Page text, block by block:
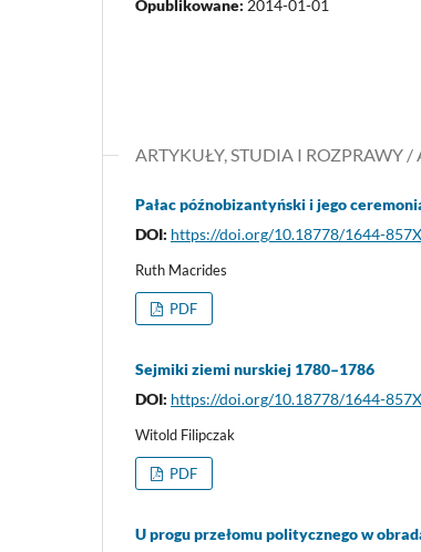
Opublikowane: 2014-01-01
ARTYKUŁY, STUDIA I ROZPRAWY /
Pałac późnobizantyński i jego
DOI: https://doi.org/10.18778/1644-
Ruth Macrides
PDF
Sejmiki ziemi nurskiej 1780–1786
DOI: https://doi.org/10.18778/1644-
Witold Filipczak
PDF
U progu przełomu politycznego w